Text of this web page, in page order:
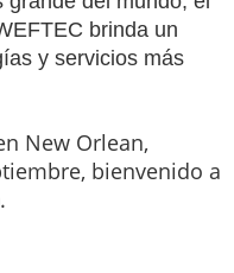
brinda un
y servicios más
New Orlean,
bienvenido a